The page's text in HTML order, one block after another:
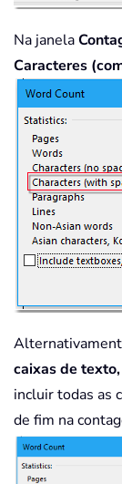
Na janela
Caracteres
caixas de
incluir todas as
de fim na